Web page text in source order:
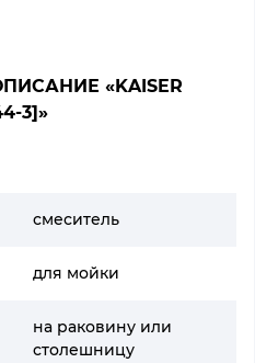
«KAISER
3]»
смеситель
для мойки
на раковину или
столешницу